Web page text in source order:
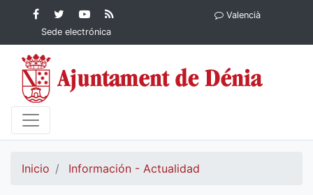
Contenido principalFacebook
Ayuntamiento de
Dénia
Ayuntamiento
de Dénia
YouTube
Ayuntamiento
de Dénia
Ayuntamiento
Sede electrónica
Valencià
Inicio Información - Actualidad